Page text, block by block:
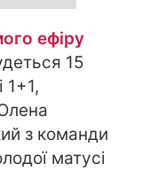
ефіру
15
1+1,
з команди
матусі